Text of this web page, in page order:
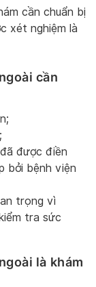
cần chuẩn bị
xét nghiệm là
cần
được điền
bởi bệnh viện
trọng vì
tra sức
là khám